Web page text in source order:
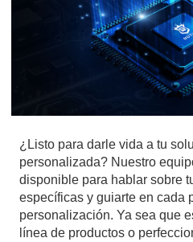
¿Listo para darle vida a tu
personalizada? Nuestro
disponible para hablar sobre
específicas y guiarte en cada
personalización. Ya sea que
línea de productos o